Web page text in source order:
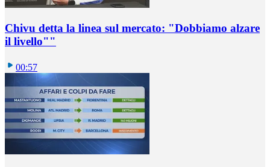
Chivu detta la linea sul mercato: "Dobbiamo alzare
il livello""
00:57